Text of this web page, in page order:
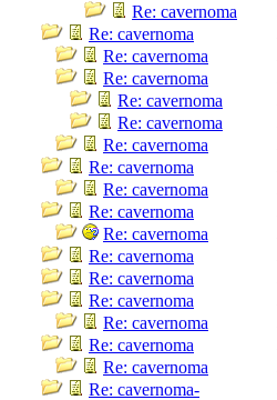
Re: cavernoma
Re: cavernoma
Re: cavernoma
Re: cavernoma
Re: cavernoma
Re: cavernoma
Re: cavernoma
Re: cavernoma
Re: cavernoma
Re: cavernoma
Re: cavernoma
Re: cavernoma
Re: cavernoma
Re: cavernoma
Re: cavernoma
Re: cavernoma
Re: cavernoma
Re: cavernoma-